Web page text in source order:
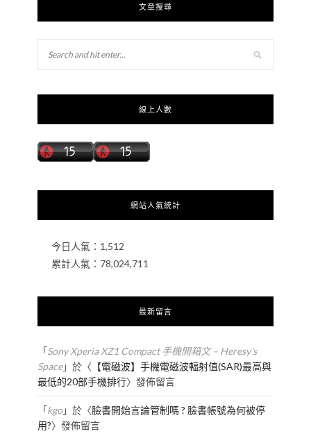
文章搜尋
線上人數
網站人氣統計
今日人氣： 1,512
累計人氣： 78,024,711
最新留言
「Sony Xperia XZ1 Compact 手機開箱文 – Heresy's
Space」於〈 【電磁波】手機電磁波輻射值(SAR)最高與
最低的20部手機排行〉發佈留言
「kgo」於〈臉書開始言論管制嗎 ? 臉書帳號為何被停
用?〉發佈留言